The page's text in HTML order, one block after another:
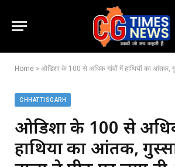
Home » ओडिशा के 100 से अधिक गांवों में हाथियों का आंतक, गुस्साए
CHHATTISGARH
ओडिशा के 100 से
हाथियों का आंतक,